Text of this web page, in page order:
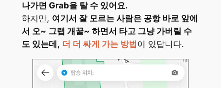
나가면 Grab을 탈 수 있어요.
하지만, 여기서 잘 모르는 사람은 공항 바로 앞에
서 오~ 그랩 개꿀~ 하면서 타고 그냥 가버릴 수
도 있는데, 더 더 싸게 가는 방법 이 있답니다.